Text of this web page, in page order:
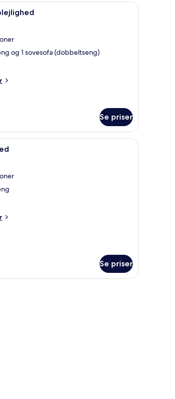
og et spejl på væggen.
Et moderne hotelværelse med en stor seng,
og 1 sovesofa (dobbeltseng)
Se priser
gratis Wi-FiPengeskab på værelset,
Se priser
natbord med stearinlys og et tøjstativ.